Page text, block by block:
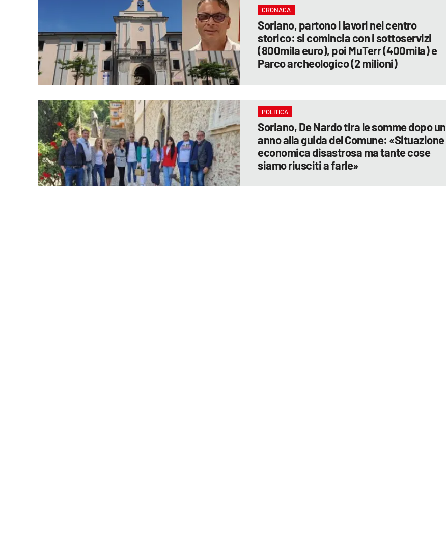
CRONACA
Soriano, partono i lavori nel centro
storico: si comincia con i sottoservizi
(800mila euro), poi MuTerr (400mila) e
Parco archeologico (2 milioni)
POLITICA
Soriano, De Nardo tira le somme dopo un
anno alla guida del Comune: «Situazione
economica disastrosa ma tante cose
siamo riusciti a farle»